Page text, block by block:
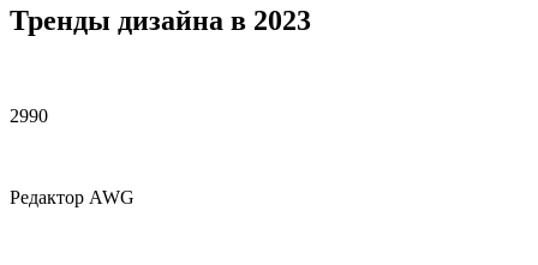
Тренды дизайна в 2023
2990
Редактор AWG